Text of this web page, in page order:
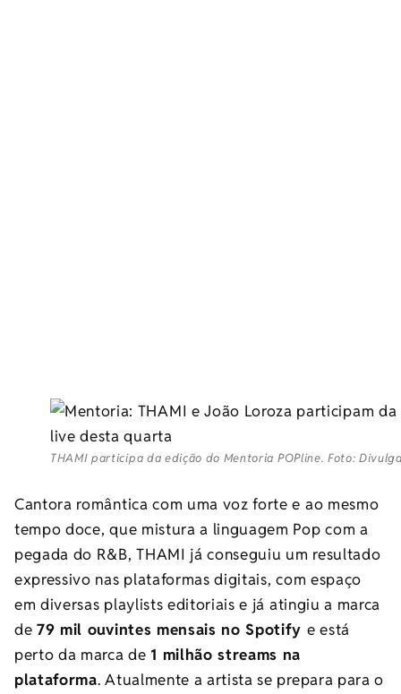
THAMI participa da edição do Mentoria POPline. Foto:
Cantora romântica com uma voz forte e ao mesmo
tempo doce, que mistura a linguagem Pop com a
pegada do R&B, THAMI já conseguiu um resultado
expressivo nas plataformas digitais, com espaço
em diversas playlists editoriais e já atingiu a marca
de79 mil ouvintes mensais no Spotify e está
perto da marca de 1 milhão streams na
plataforma. Atualmente a artista se prepara para o